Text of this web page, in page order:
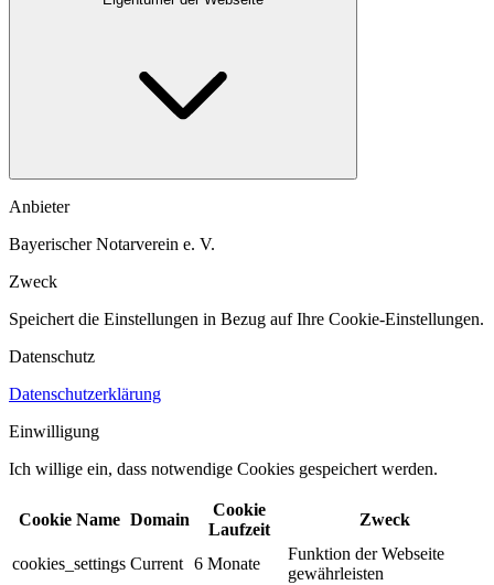
Anbieter
Bayerischer Notarverein e. V.
Zweck
Speichert die Einstellungen in Bezug auf Ihre Cookie-Einstellungen.​
Datenschutz
Datenschutzerklärung
Einwilligung
Ich willige ein, dass notwendige Cookies gespeichert werden.​
Cookie Name Domain
Cookie
Laufzeit
Zweck
cookies_settings Current 6 Monate
Funktion der Webseite
gewährleisten